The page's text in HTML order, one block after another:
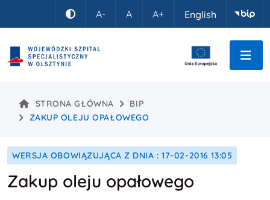
Kontrast
A- A A+ English
STRONA GŁÓWNA
BIP
ZAKUP OLEJU OPAŁOWEGO
WERSJA OBOWIĄZUJĄCA Z DNIA : 17-02-2016 13:05
Zakup oleju opałowego